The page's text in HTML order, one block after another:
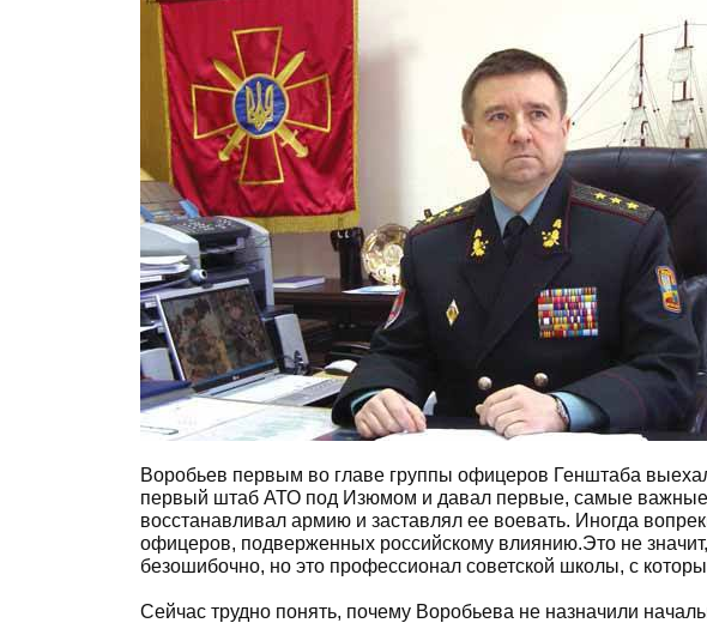
Воробьев первым во главе группы офицеров Генштаба
первый штаб АТО под Изюмом и давал первые, самые важные
восстанавливал армию и заставлял ее воевать. Иногда
офицеров, подверженных российскому влиянию.Это не
безошибочно, но это профессионал советской школы, с
Сейчас трудно понять, почему Воробьева не назначили